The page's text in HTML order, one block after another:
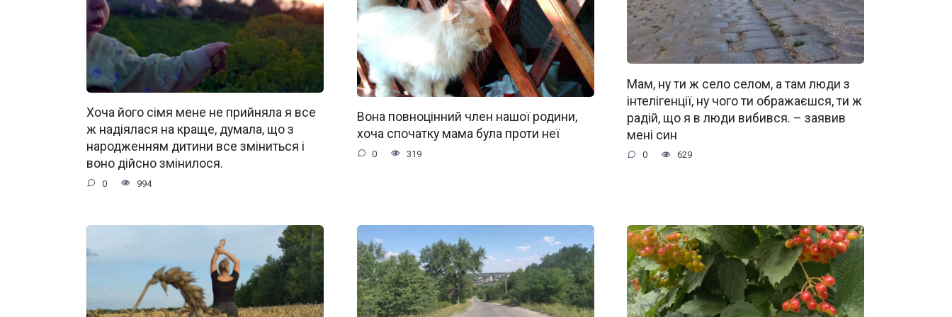
Хоча його сімя мене не прийняла я все
ж надіялася на краще, думала, що з
народженням дитини все зміниться і
воно дійсно змінилося.
0 994
Вона повноцінний член нашої родини,
хоча спочатку мама була проти неї
0 319
Мам, ну ти ж село селом, а там люди з
інтелігенції, ну чого ти ображаєшся, ти ж
радій, що я в люди вибився. – заявив
мені син
0 629